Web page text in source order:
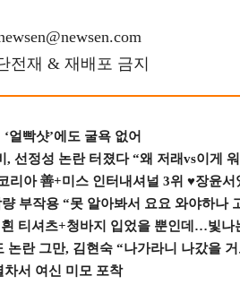
전재 & 재배포 금지
얼빡샷’에도 굴욕 없어
선정성 논란 터졌다 “왜 저래vs이게
리아 善+미스 인터내셔널 3위 ♥장윤서
부작용 “못 알아봐서 요요 와야하나
티셔츠+청바지 입었을 뿐인데…빛나
논란 그만, 김현숙 “나가라니 나갔을 거
서 여신 미모 포착